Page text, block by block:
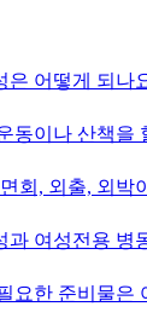
은 어떻게 되나
동이나 산책을
회, 외출, 외박
과 여성전용 병
요한 준비물은